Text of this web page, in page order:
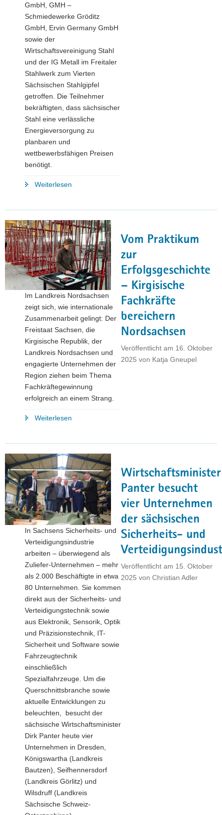
GmbH, GMH –
Schmiedewerke Gröditz
GmbH, Ervin Germany GmbH
sowie der
Wirtschaftsvereinigung Stahl
und der IG Metall im Freitaler
Stahlwerk zum Vierten
Sächsischen Stahlgipfel
getroffen. Die Teilnehmer
bekräftigten, dass sächsischer
Stahl eine verlässliche
Energieversorgung zu
planbaren und
wettbewerbsfähigen Preisen
benötigt.
Weiterlesen
zu
planbaren
und
wettbewerbsfähigen
Preisen"
Vom Praktikum
zur
Erfolgsgeschichte
– Kirgisische
Fachkräfte
bereichern
Nordsachsen
Veröffentlicht am 16. Oktober
2025 von Katja Gneupel
Im Landkreis Nordsachsen
zeigt sich, wie internationale
Zusammenarbeit gelingt: Der
Freistaat Sachsen, die
Kirgisische Republik, der
Landkreis Nordsachsen und
engagierte Unternehmen der
Region ziehen beim Thema
Fachkräftegewinnung
erfolgreich an einem Strang.
Weiterlesen
–
Kirgisische
Fachkräfte
bereichern
Nordsachsen"
Wirtschaftsminister
Panter besucht
vier Unternehmen
der sächsischen
Sicherheits- und
Veröffentlicht am 15. Oktober
2025 von Christian Adler
In Sachsens Sicherheits- und
Verteidigungsindustrie
arbeiten – überwiegend als
Zuliefer-Unternehmen – mehr
als 2.000 Beschäftigte in etwa
80 Unternehmen. Sie kommen
direkt aus der Sicherheits- und
Verteidigungstechnik sowie
aus Elektronik, Sensorik, Optik
und Präzisionstechnik, IT-
Sicherheit und Software sowie
Fahrzeugtechnik
einschließlich
Spezialfahrzeuge. Um die
Querschnittsbranche sowie
aktuelle Entwicklungen zu
beleuchten, besucht der
sächsische Wirtschaftsminister
Dirk Panter heute vier
Unternehmen in Dresden,
Königswartha (Landkreis
Bautzen), Seifhennersdorf
(Landkreis Görlitz) und
Wilsdruff (Landkreis
Sächsische Schweiz-